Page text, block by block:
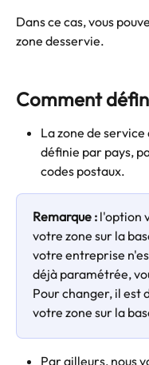
Dans ce cas, vous
zone desservie.
Comment
La zone de
définie par pays,
codes postaux.
Remarque : l'option
votre zone sur la
votre entreprise
déjà paramétrée,
Pour changer, il est
votre zone sur la
Par ailleurs, nous